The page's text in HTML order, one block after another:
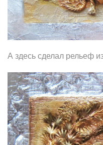
А здесь сделал рельеф